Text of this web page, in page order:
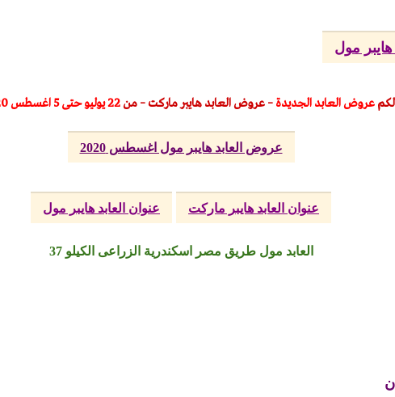
مول
عروض العابد الجديدة – عروض العابد هايبر ماركت – من22 يوليو حتى 5 اغسطس 2020
عروض العابد هايبر مول اغسطس 2020
عنوان العابد هايبر ماركت عنوان العابد هايبر مول
العابد مول طريق مصر اسكندرية الزراعى الكيلو 37